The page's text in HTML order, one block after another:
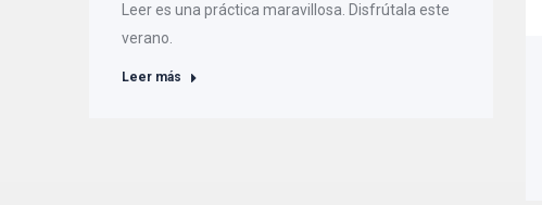
Leer es una práctica maravillosa. Disfrútala este
verano.
Leer más